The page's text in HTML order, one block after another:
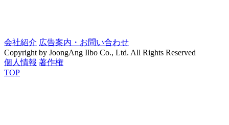
会社紹介 広告案内・お問い合わせ
Copyright by JoongAng Ilbo Co., Ltd. All Rights Reserved
個人情報 著作権
TOP